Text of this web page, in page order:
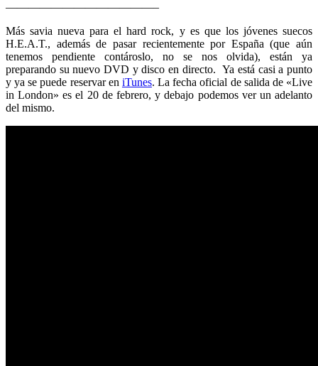
—————————————–
Más savia nueva para el hard rock, y es que los jóvenes suecos
H.E.A.T., además de pasar recientemente por España (que aún
tenemos pendiente contároslo, no se nos olvida), están ya
preparando su nuevo DVD y disco en directo. Ya está casi a punto
y ya se puede reservar en iTunes. La fecha oficial de salida de «Live
in London» es el 20 de febrero, y debajo podemos ver un adelanto
del mismo.